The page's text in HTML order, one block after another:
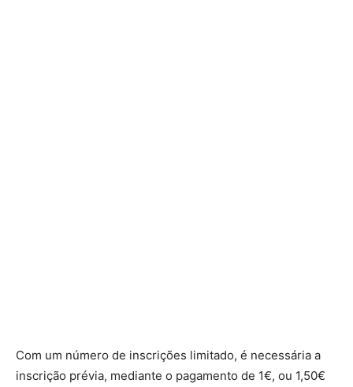
Com um número de inscrições limitado, é necessária a
inscrição prévia, mediante o pagamento de 1€, ou 1,50€